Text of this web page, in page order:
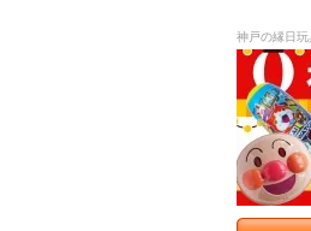
神戸の縁日